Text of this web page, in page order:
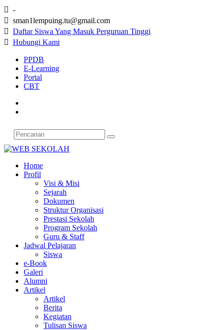
 -
 sman1lempuing.tu@gmail.com
 Daftar Siswa Yang Masuk Perguruan Tinggi
 Hubungi Kami
PPDB
E-Learning
Portal
CBT
Home
Profil
Visi & Misi
Sejarah
Dokumen
Struktur Organisasi
Prestasi Sekolah
Program Sekolah
Guru & Staff
Jadwal Pelajaran
Siswa
e-Book
Galeri
Alumni
Artikel
Artikel
Berita
Kegiatan
Tulisan Siswa